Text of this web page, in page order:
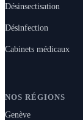
Désinsectisation
Désinfection
Cabinets médicaux
NOS RÉGIONS
Genève